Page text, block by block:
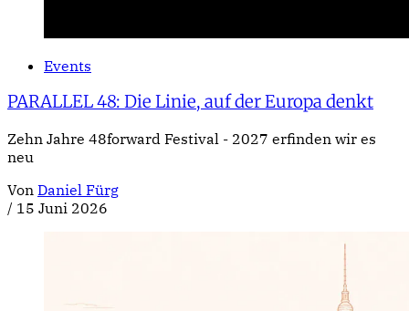
Events
PARALLEL 48: Die Linie, auf der Europa denkt
Zehn Jahre 48forward Festival - 2027 erfinden wir es
neu
Von Daniel Fürg
/ 15 Juni 2026